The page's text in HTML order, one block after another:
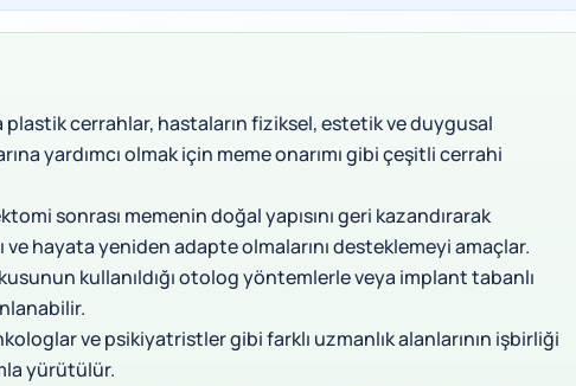
plastik cerrahlar, hastaların fiziksel, estetik ve duygusal
yardımcı olmak için meme onarımı gibi çeşitli cerrahi
sonrası memenin doğal yapısını geri kazandırarak
hayata yeniden adapte olmalarını desteklemeyi amaçlar.
kullanıldığı otolog yöntemlerle veya implant tabanlı
ve psikiyatristler gibi farklı uzmanlık alanlarının işbirliği
yürütülür.